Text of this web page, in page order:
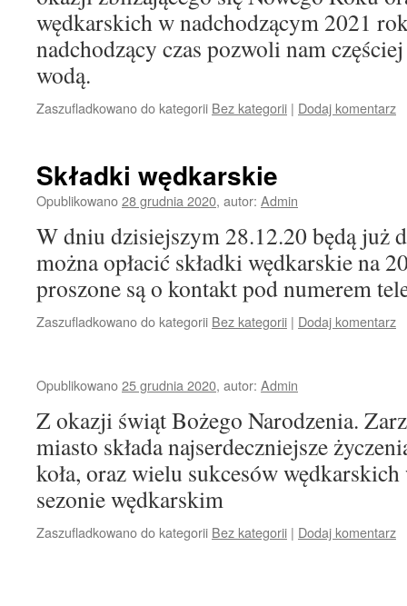
wędkarskich w nadchodzącym 2021
nadchodzący czas pozwoli nam
wodą.
Zaszufladkowano do kategorii Bez kategorii | Dodaj komentarz
Składki wędkarskie
Opublikowano28 grudnia 2020, autor: Admin
W dniu dzisiejszym 28.12.20 będą już
można opłacić składki wędkarskie na
proszone są o kontakt pod numerem
Zaszufladkowano do kategorii Bez kategorii | Dodaj komentarz
Opublikowano25 grudnia 2020, autor: Admin
Z okazji świąt Bożego Narodzenia.
miasto składa najserdeczniejsze
koła, oraz wielu sukcesów
sezonie wędkarskim
Zaszufladkowano do kategorii Bez kategorii | Dodaj komentarz